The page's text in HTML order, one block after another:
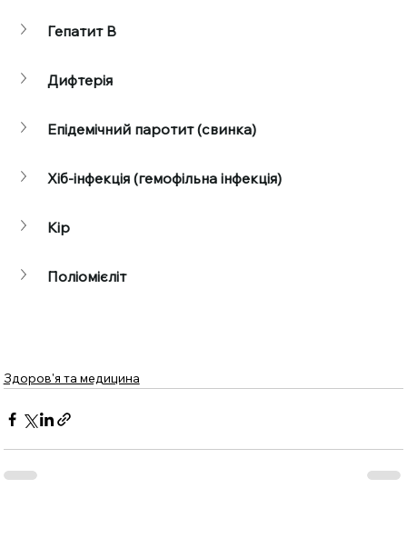
Гепатит В
Дифтерія
Епідемічний паротит (свинка)
Хіб-інфекція (гемофільна інфекція)
Кір
Поліомієліт
Здоров'я та медицина